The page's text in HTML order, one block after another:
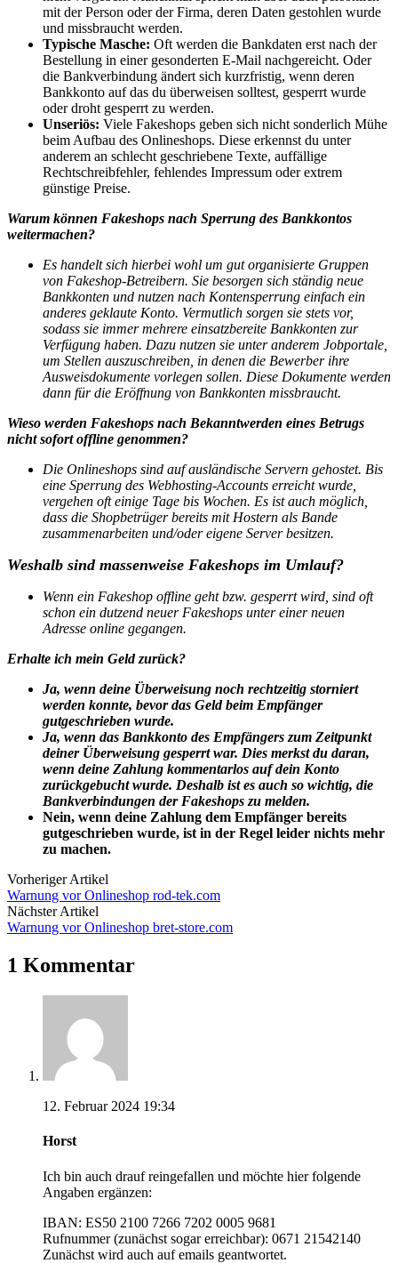
mit der Person oder der Firma, deren Daten gestohlen wurde
und missbraucht werden.
Typische Masche: Oft werden die Bankdaten erst nach der
Bestellung in einer gesonderten E-Mail nachgereicht. Oder
die Bankverbindung ändert sich kurzfristig, wenn deren
Bankkonto auf das du überweisen solltest, gesperrt wurde
oder droht gesperrt zu werden.
Unseriös: Viele Fakeshops geben sich nicht sonderlich Mühe
beim Aufbau des Onlineshops. Diese erkennst du unter
anderem an schlecht geschriebene Texte, auffällige
Rechtschreibfehler, fehlendes Impressum oder extrem
günstige Preise.
Warum können Fakeshops nach Sperrung des Bankkontos
weitermachen?
Es handelt sich hierbei wohl um gut organisierte Gruppen
von Fakeshop-Betreibern. Sie besorgen sich ständig neue
Bankkonten und nutzen nach Kontensperrung einfach ein
anderes geklaute Konto. Vermutlich sorgen sie stets vor,
sodass sie immer mehrere einsatzbereite Bankkonten zur
Verfügung haben. Dazu nutzen sie unter anderem Jobportale,
um Stellen auszuschreiben, in denen die Bewerber ihre
Ausweisdokumente vorlegen sollen. Diese Dokumente werden
dann für die Eröffnung von Bankkonten missbraucht.
Wieso werden Fakeshops nach Bekanntwerden eines Betrugs
nicht sofort offline genommen?
Die Onlineshops sind auf ausländische Servern gehostet. Bis
eine Sperrung des Webhosting-Accounts erreicht wurde,
vergehen oft einige Tage bis Wochen. Es ist auch möglich,
dass die Shopbetrüger bereits mit Hostern als Bande
zusammenarbeiten und/oder eigene Server besitzen.
Weshalb sind massenweise Fakeshops im Umlauf?
Wenn ein Fakeshop offline geht bzw. gesperrt wird, sind oft
schon ein dutzend neuer Fakeshops unter einer neuen
Adresse online gegangen.
Erhalte ich mein Geld zurück?
Ja, wenn deine Überweisung noch rechtzeitig storniert
werden konnte, bevor das Geld beim Empfänger
gutgeschrieben wurde.
Ja, wenn das Bankkonto des Empfängers zum Zeitpunkt
deiner Überweisung gesperrt war. Dies merkst du daran,
wenn deine Zahlung kommentarlos auf dein Konto
zurückgebucht wurde. Deshalb ist es auch so wichtig, die
Bankverbindungen der Fakeshops zu melden.
Nein, wenn deine Zahlung dem Empfänger bereits
gutgeschrieben wurde, ist in der Regel leider nichts mehr
zu machen.
Vorheriger Artikel
Warnung vor Onlineshop rod-tek.com
Nächster Artikel
Warnung vor Onlineshop bret-store.com
1 Kommentar
12. Februar 2024 19:34
Horst
Ich bin auch drauf reingefallen und möchte hier folgende
Angaben ergänzen:
IBAN: ES50 2100 7266 7202 0005 9681
Rufnummer (zunächst sogar erreichbar): 0671 21542140
Zunächst wird auch auf emails geantwortet.